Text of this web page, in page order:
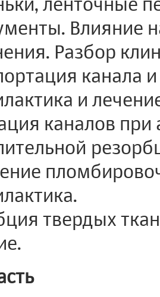
Влияние
Разбор
канала
и
каналов при
твердых